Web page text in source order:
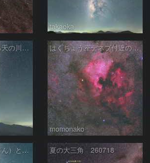
takaoka
渋峠で見た立ち昇る天の川銀河 はくちょう座デネブ付近の空域 260720
momonako
四阿山（あずまやさん）と立ち昇る夏の銀河 夏の大三角 260718